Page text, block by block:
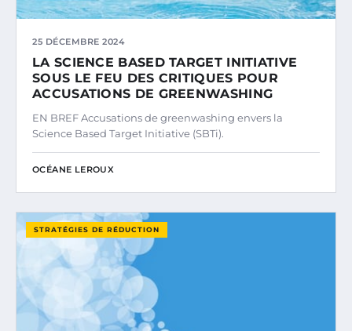
25 DÉCEMBRE 2024
LA SCIENCE BASED TARGET INITIATIVE
SOUS LE FEU DES CRITIQUES POUR
ACCUSATIONS DE GREENWASHING
EN BREF Accusations de greenwashing envers la
Science Based Target Initiative (SBTi).
OCÉANE LEROUX
STRATÉGIES DE RÉDUCTION